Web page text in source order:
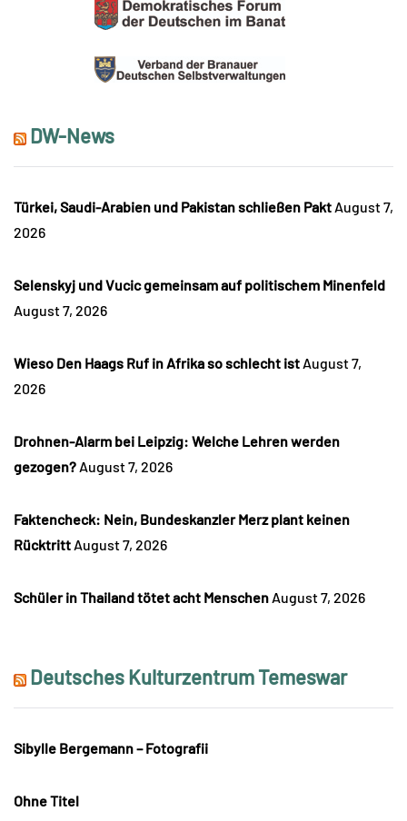
DW-News
Türkei, Saudi-Arabien und Pakistan schließen Pakt August 7,
2026
Selenskyj und Vucic gemeinsam auf politischem Minenfeld
August 7, 2026
Wieso Den Haags Ruf in Afrika so schlecht ist August 7,
2026
Drohnen-Alarm bei Leipzig: Welche Lehren werden
gezogen? August 7, 2026
Faktencheck: Nein, Bundeskanzler Merz plant keinen
Rücktritt August 7, 2026
Schüler in Thailand tötet acht Menschen August 7, 2026
Deutsches Kulturzentrum Temeswar
Sibylle Bergemann – Fotografii
Ohne Titel